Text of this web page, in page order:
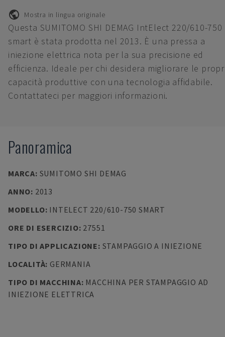
Mostra in lingua originale
Questa SUMITOMO SHI DEMAG IntElect 220/610-750
smart è stata prodotta nel 2013. È una pressa a
iniezione elettrica nota per la sua precisione ed
efficienza. Ideale per chi desidera migliorare le
capacità produttive con una tecnologia affidabile.
Contattateci per maggiori informazioni.
Panoramica
MARCA: SUMITOMO SHI DEMAG
ANNO: 2013
MODELLO: INTELECT 220/610-750 SMART
ORE DI ESERCIZIO: 27551
TIPO DI APPLICAZIONE: STAMPAGGIO A INIEZIONE
LOCALITÀ: GERMANIA
TIPO DI MACCHINA: MACCHINA PER STAMPAGGIO AD
INIEZIONE ELETTRICA